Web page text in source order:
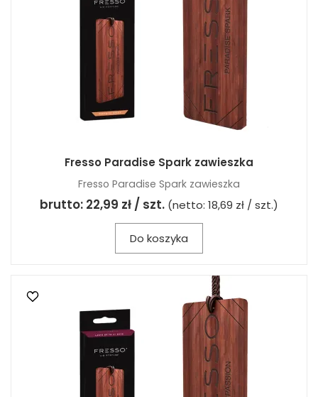
Fresso Paradise Spark zawieszka
Fresso Paradise Spark zawieszka
brutto: 22,99 zł / szt. (netto: 18,69 zł / szt.)
Do koszyka